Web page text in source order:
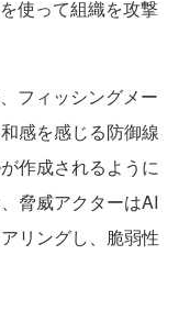
使って組織を攻撃
フィッシングメー
感を感じる防御線
作成されるように
脅威アクターはAI
リングし、脆弱性